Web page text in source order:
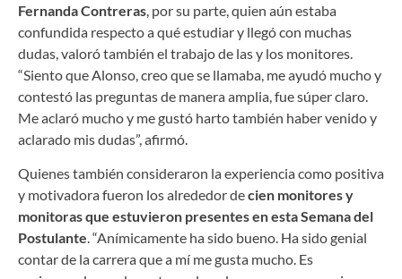
Fernanda Contreras , por su parte, quien aún estaba
confundida respecto a qué estudiar y llegó con muchas
dudas, valoró también el trabajo de las y los monitores.
“Siento que Alonso, creo que se llamaba, me ayudó mucho y
contestó las preguntas de manera amplia, fue súper claro.
Me aclaró mucho y me gustó harto también haber venido y
aclarado mis dudas”, afirmó.
Quienes también consideraron la experiencia como positiva
y motivadora fueron los alrededor decien monitores y
monitoras que estuvieron presentes en esta Semana del
Postulante. “Anímicamente ha sido bueno. Ha sido genial
contar de la carrera que a mí me gusta mucho. Es